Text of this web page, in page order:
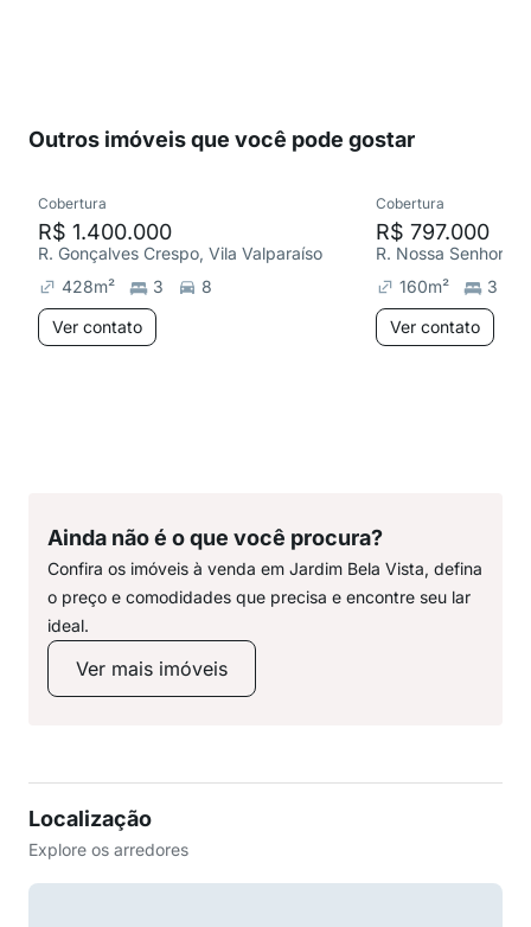
Outros imóveis que você pode gostar
Cobertura
R$ 1.400.000
R. Gonçalves Crespo, Vila Valparaíso
428m² 3
8
Ver contato
Cobertura
R$ 797.000
R. Nossa Senhora
160m²
3
Ver contato
Ainda não é o que você procura?
Confira os imóveis à venda em Jardim Bela Vista, defina
o preço e comodidades que precisa e encontre seu lar
ideal.
Ver mais imóveis
Localização
Explore os arredores